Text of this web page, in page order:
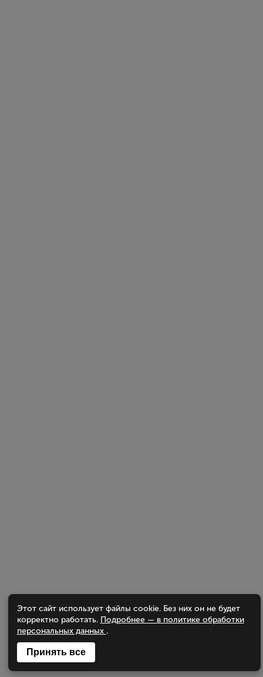
Этот сайт использует файлы cookie. Без них он не будет
корректно работать. Подробнее — в политике обработки
персональных данных .
Принять все